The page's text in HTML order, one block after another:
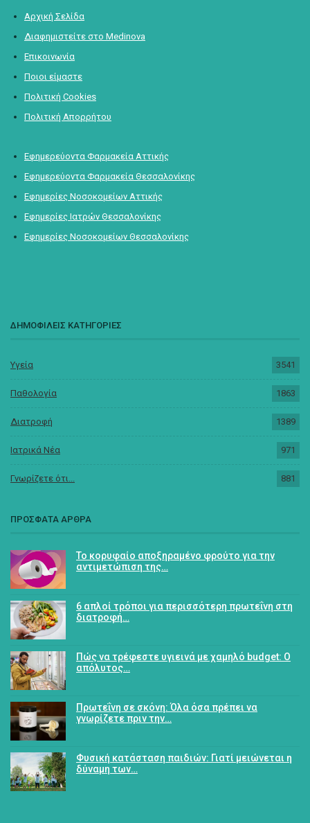
Αρχική Σελίδα
Διαφημιστείτε στο Medinova
Επικοινωνία
Ποιοι είμαστε
Πολιτική Cookies
Πολιτική Απορρήτου
Εφημερεύοντα Φαρμακεία Αττικής
Εφημερεύοντα Φαρμακεία Θεσσαλονίκης
Εφημερίες Νοσοκομείων Αττικής
Εφημερίες Ιατρών Θεσσαλονίκης
Εφημερίες Νοσοκομείων Θεσσαλονίκης
ΔΗΜΟΦΙΛΕΙΣ ΚΑΤΗΓΟΡΙΕΣ
Υγεία 3541
Παθολογία 1863
Διατροφή 1389
Ιατρικά Νέα 971
Γνωρίζετε ότι... 881
ΠΡΟΣΦΑΤΑ ΑΡΘΡΑ
Το κορυφαίο αποξηραμένο φρούτο για την
αντιμετώπιση της…
6 απλοί τρόποι για περισσότερη πρωτεΐνη στη
διατροφή…
Πώς να τρέφεστε υγιεινά με χαμηλό budget: Ο
απόλυτος…
Πρωτεΐνη σε σκόνη: Όλα όσα πρέπει να
γνωρίζετε πριν την…
Φυσική κατάσταση παιδιών: Γιατί μειώνεται η
δύναμη των…